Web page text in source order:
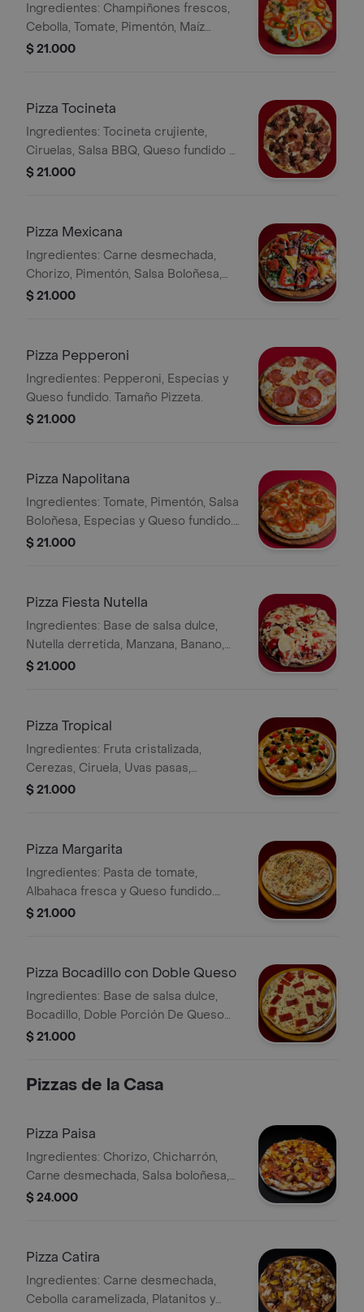
Ingredientes: Champiñones frescos,
Cebolla, Tomate, Pimentón, Maíz
tierno, Perejil, Especias y Queso
$ 21.000
Pizza Tocineta
Ingredientes: Tocineta crujiente,
Ciruelas, Salsa BBQ, Queso fundido y
Especias, Tamaño Pizzeta.
$ 21.000
Pizza Mexicana
Ingredientes: Carne desmechada,
Chorizo, Pimentón, Salsa Boloñesa,
Jalapeños, Perejil, Queso fundido y
$ 21.000
Pizza Pepperoni
Ingredientes: Pepperoni, Especias y
Queso fundido. Tamaño Pizzeta.
$ 21.000
Pizza Napolitana
Ingredientes: Tomate, Pimentón, Salsa
Boloñesa, Especias y Queso fundido.
Tamaño Pizzeta
$ 21.000
Pizza Fiesta Nutella
Ingredientes: Base de salsa dulce,
Nutella derretida, Manzana, Banano,
Ciruelas y Queso fundido. Tamaño
$ 21.000
Pizza Tropical
Ingredientes: Fruta cristalizada,
Cerezas, Ciruela, Uvas pasas,
Manzana, Leche condensada y Queso
$ 21.000
Pizza Margarita
Ingredientes: Pasta de tomate,
Albahaca fresca y Queso fundido.
Tamaño Pizzeta.
$ 21.000
Pizza Bocadillo con Doble Queso
Ingredientes: Base de salsa dulce,
Bocadillo, Doble Porción De Queso
fundido. Tamaño Pizzeta.
$ 21.000
Pizzas de la Casa
Pizza Paisa
Ingredientes: Chorizo, Chicharrón,
Carne desmechada, Salsa boloñesa,
Maíz tierno, Platanitos y Queso
$ 24.000
Pizza Catira
Ingredientes: Carne desmechada,
Cebolla caramelizada, Platanitos y